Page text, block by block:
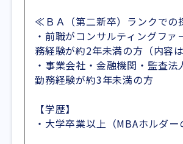
≪ＢＡ（第二新卒）ランクで
・前職がコンサルティングファ
務経験が約2年未満の方（内容は
・事業会社・金融機関・監査法
勤務経験が約3年未満の方
【学歴】
・大学卒業以上（MBAホルダー